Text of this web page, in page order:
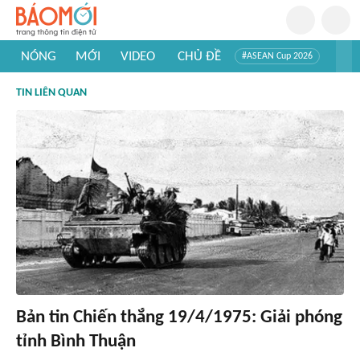
NÓNG MỚI VIDEO CHỦ ĐỀ #ASEAN Cup 2026
#Khám phá thế giới
TIN LIÊN QUAN
Bản tin Chiến thắng 19/4/1975: Giải phóng
tỉnh Bình Thuận